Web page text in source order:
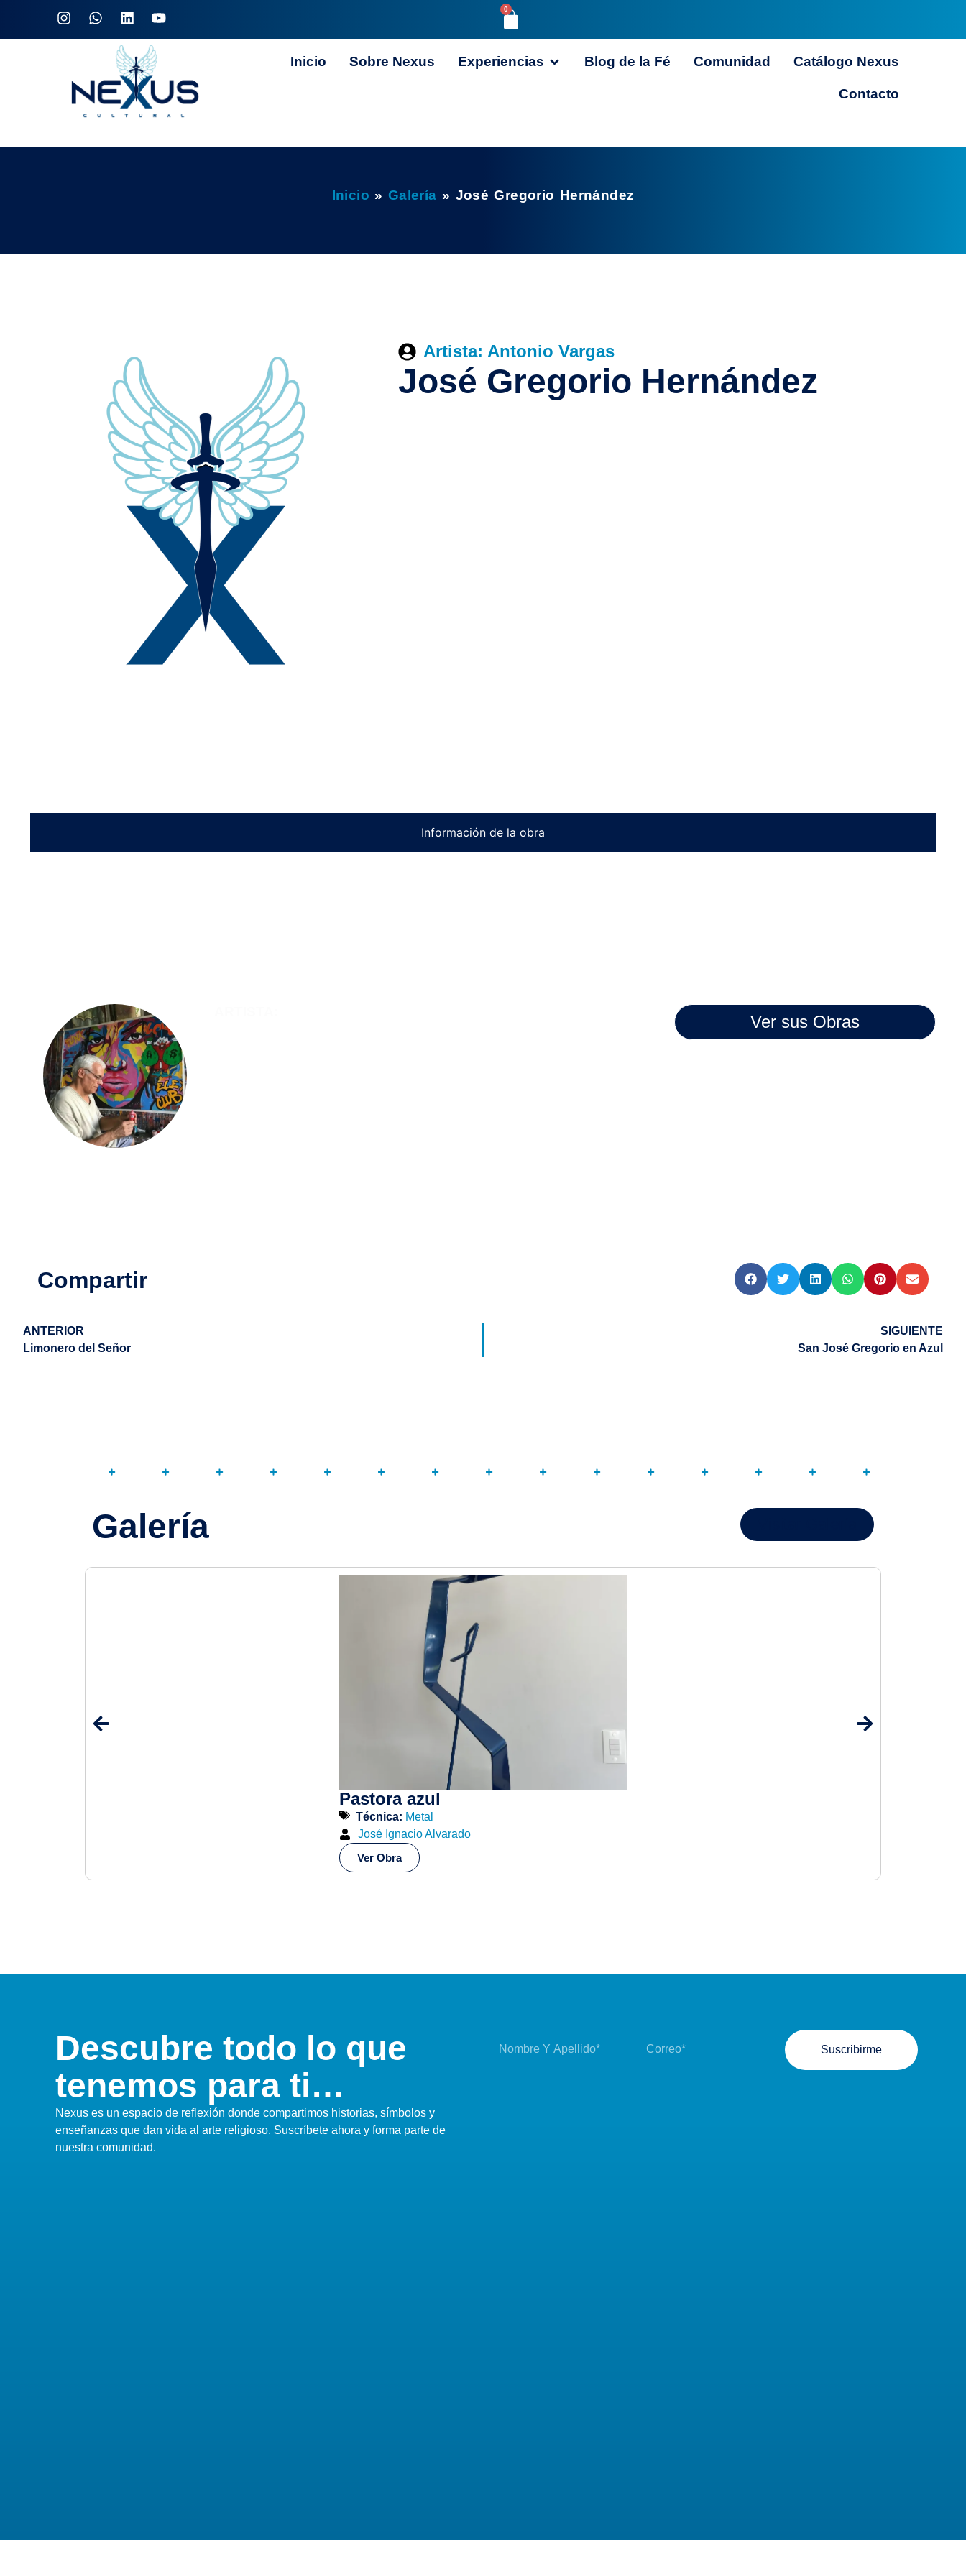
0
Inicio Sobre Nexus Experiencias Blog de la Fé Comunidad Catálogo Nexus
Contacto
Inicio » Galería » José Gregorio Hernández
Artista: Antonio Vargas
José Gregorio Hernández
Información de la obra
Ver sus Obras
Compartir
ANTERIOR
Limonero del Señor
SIGUIENTE
San José Gregorio en Azul
Galería
Pastora azul
Técnica: Metal
José Ignacio Alvarado
Ver Obra
Descubre todo lo que
tenemos para ti…
Nexus es un espacio de reflexión donde compartimos historias, símbolos y
enseñanzas que dan vida al arte religioso. Suscríbete ahora y forma parte de
nuestra comunidad.
Suscribirme